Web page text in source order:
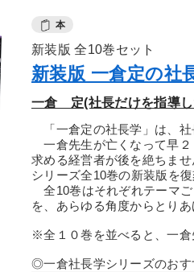
本
新装版 全10巻セット
新装版 一倉定の社
一倉 定(社長だけを指導
「一倉定の社長学」は、
一倉先生が亡くなって早２
求める経営者が後を絶ちま
シリーズ全10巻の新装版を復
全10巻はそれぞれテーマご
を、あらゆる角度からとり
※全１０巻を並べると、一
◎一倉社長学シリーズのおす